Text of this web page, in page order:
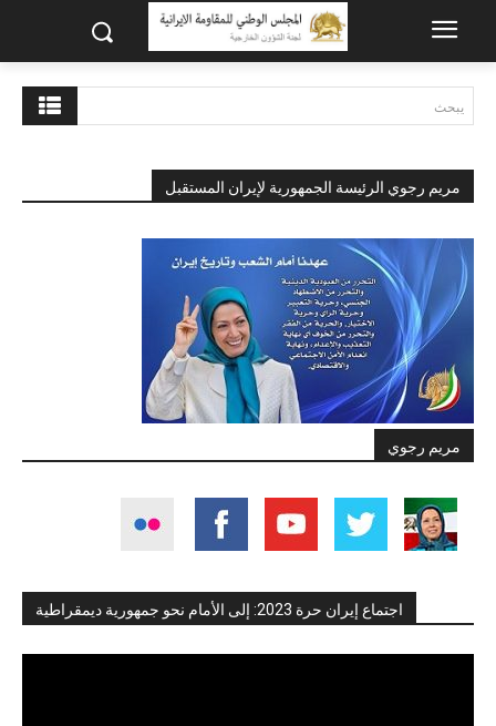
يبحث
مريم رجوي الرئيسة الجمهورية لإيران المستقبل
مريم رجوي
اجتماع إيران حرة 2023: إلى الأمام نحو جمهورية ديمقراطية